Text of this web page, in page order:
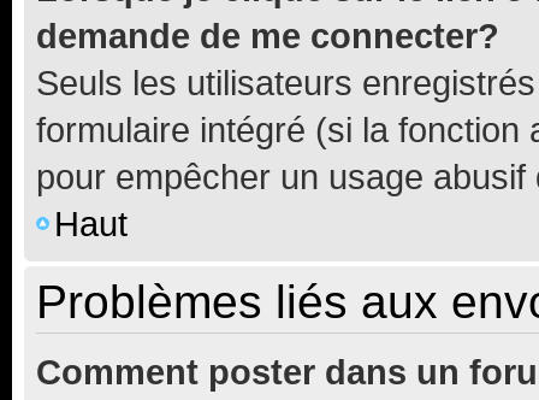
demande de me connecter?
Seuls les utilisateurs
formulaire intégré (si la fonction
pour empêcher un usage
Haut
Problèmes liés aux
Comment poster dans un